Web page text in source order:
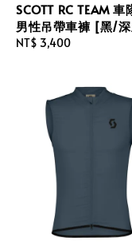
SCOTT RC TEAM 車
男性吊帶車褲 [黑/
Regular
NT$ 3,400